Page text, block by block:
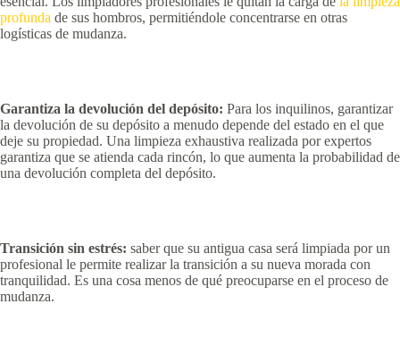
profunda de sus hombros, permitiéndole concentrarse en otras
logísticas de mudanza.
Garantiza la devolución del depósito: Para los inquilinos, garantizar
la devolución de su depósito a menudo depende del estado en el que
deje su propiedad. Una limpieza exhaustiva realizada por expertos
garantiza que se atienda cada rincón, lo que aumenta la probabilidad de
una devolución completa del depósito.
Transición sin estrés: saber que su antigua casa será limpiada por un
profesional le permite realizar la transición a su nueva morada con
tranquilidad. Es una cosa menos de qué preocuparse en el proceso de
mudanza.